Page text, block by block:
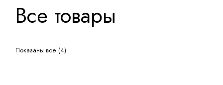
Все товары
Показаны все (4)